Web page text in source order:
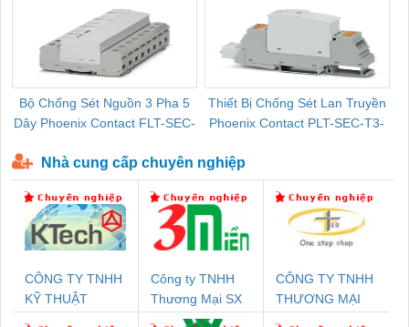
Bộ Chống Sét Nguồn 3 Pha 5
Dây Phoenix Contact FLT-SEC-
Thiết Bị Chống Sét Lan Truyền
Phoenix Contact PLT-SEC-T3-
Nhà cung cấp chuyên nghiệp
CÔNG TY TNHH
KỸ THUẬT
Công ty TNHH
Thương Mại SX
Ba Miền
CÔNG TY TNHH
THƯƠNG MẠI